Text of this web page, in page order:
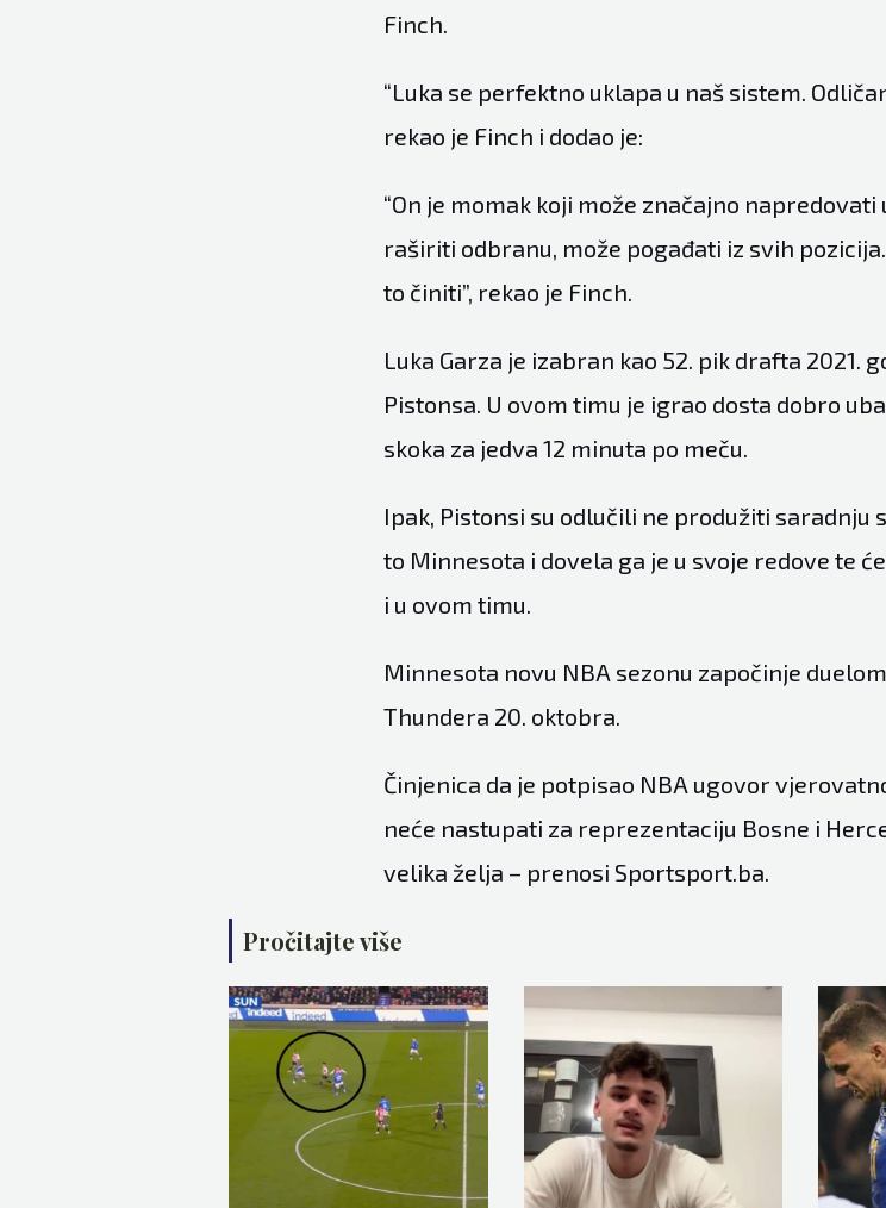
Finch.
“Luka se perfektno uklapa u naš sistem.
rekao je Finch i dodao je:
“On je momak koji može značajno
raširiti odbranu, može pogađati iz svih
to činiti”, rekao je Finch.
Luka Garza je izabran kao 52. pik drafta 2021.
Pistonsa. U ovom timu je igrao dosta dobro
skoka za jedva 12 minuta po meču.
Ipak, Pistonsi su odlučili ne produžiti saradnju
to Minnesota i dovela ga je u svoje redove te
i u ovom timu.
Minnesota novu NBA sezonu započinje
Thundera 20. oktobra.
Činjenica da je potpisao NBA ugovor
neće nastupati za reprezentaciju Bosne i
velika želja – prenosi Sportsport.ba.
Pročitajte više